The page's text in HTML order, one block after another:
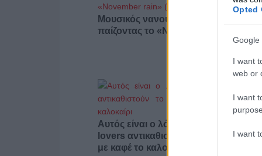
Opted
Google
I want
web or
I want
I want
Μουσικός νανουρίζει λιοντάρια
παίζοντας το «November rain»
Αυτός είναι ο λόγος που οι beauty
lovers αντικαθιστούν το μαύρο
με καφέ το καλοκαίρι